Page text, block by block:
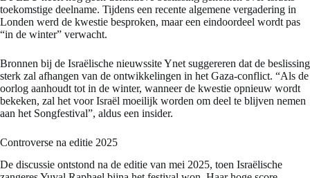
toekomstige deelname. Tijdens een recente algemene vergadering in
Londen werd de kwestie besproken, maar een eindoordeel wordt pas
“in de winter” verwacht.
Bronnen bij de Israëlische nieuwssite Ynet suggereren dat de beslissing
sterk zal afhangen van de ontwikkelingen in het Gaza-conflict. “Als de
oorlog aanhoudt tot in de winter, wanneer de kwestie opnieuw wordt
bekeken, zal het voor Israël moeilijk worden om deel te blijven nemen
aan het Songfestival”, aldus een insider.
Controverse na editie 2025
De discussie ontstond na de editie van mei 2025, toen Israëlische